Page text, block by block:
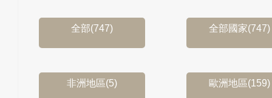
全部(747) 全部國家(747)
非洲地區(5) 歐洲地區(159)